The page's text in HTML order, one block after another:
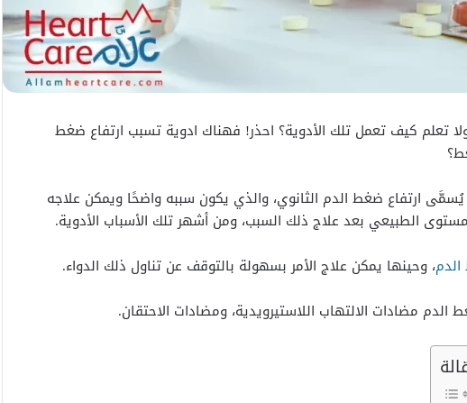
تعلم كيف تعمل تلك الأدوية؟ احذر! فهناك ادوية تسبب ارتفاع ضغط
ارتفاع ضغط الدم الثانوي، والذي يكون سببه واضحًا ويمكن علاجه
الطبيعي بعد علاج ذلك السبب، ومن أشهر تلك الأسباب الأدوية.
، وحينها يمكن علاج الأمر بسهولة بالتوقف عن تناول ذلك الدواء.
الدم مضادات الالتهاب اللاستيرويدية، ومضادات الاحتقان.